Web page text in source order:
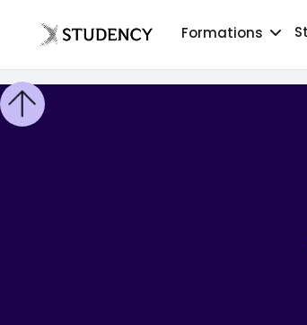
Formations